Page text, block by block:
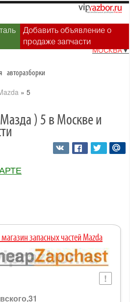
Добавить объявление о
продаже запчасти
МОСКВА▼
авторазборки
» 5
) 5 в Москве и
запасных частей Mazda